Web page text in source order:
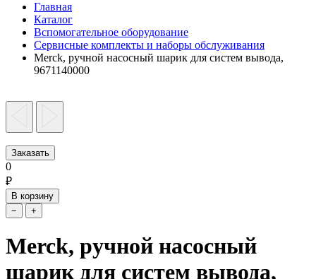
Главная
Каталог
Вспомогательное оборудование
Сервисные комплекты и наборы обслуживания
Merck, ручной насосный шарик для систем вывода,
9671140000
Заказать
0
₽
В корзину
−
+
Merck, ручной насосный
шарик для систем вывода,